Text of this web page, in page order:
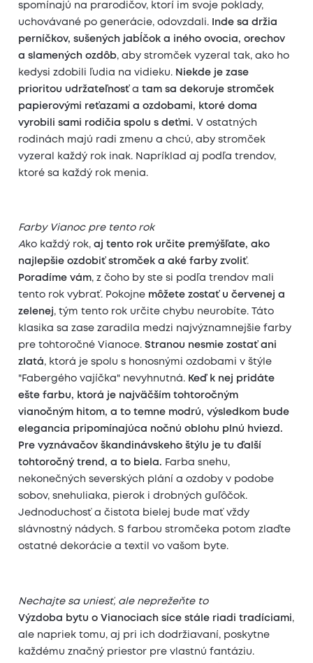
spomínajú na prarodičov, ktorí im svoje poklady,
uchovávané po generácie, odovzdali.
Inde sa držia
perníčkov, sušených jabĺčok a iného ovocia, orechov
a slamených ozdôb, aby stromček vyzeral tak, ako ho
kedysi zdobili ľudia na vidieku. Niekde je zase
prioritou udržateľnosťatam sa dekoruje stromček
papierovými reťazami a ozdobami, ktoré doma
vyrobili sami rodičia spolu s deťmi. V ostatných
rodinách majú radi zmenu a chcú, aby stromček
vyzeral každý rok inak. Napríklad aj podľa trendov,
ktoré sa každý rok menia.
Farby Vianoc pre tento rok
Ako každý rok,aj tento rok určite premýšľate, ako
najlepšie ozdobiť stromček a aké farby zvoliť.
Poradíme vám, z čoho by ste si podľa trendov mali
tento rok vybrať. Pokojne môžete zostať u červenej a
zelenej, tým tento rok určite chybu neurobíte. Táto
klasika sa zase zaradila medzi najvýznamnejšie farby
pre tohtoročné Vianoce.Stranou nesmie zostať ani
zlatá, ktorá je spolu s honosnými ozdobami v štýle
"Fabergého vajíčka" nevyhnutná. Keď k nej pridáte
ešte farbu, ktorá je najväčším tohtoročným
vianočným hitom, a to temne modrú, výsledkom bude
elegancia pripomínajúca nočnú oblohu plnú hviezd.
Pre vyznávačov škandinávskeho štýlu je tu ďalší
tohtoročný trend, a to biela. Farba snehu,
nekonečných severských plání a ozdoby v podobe
sobov, snehuliaka, pierok i drobných guľôčok.
Jednoduchosť a čistota bielej bude mať vždy
slávnostný nádych. S farbou stromčeka potom zlaďte
ostatné dekorácie a textil vo vašom byte.
Nechajte sa uniesť, ale neprežeňte to
Výzdoba bytu o Vianociach síce stále riadi tradíciami,
ale napriek tomu, aj pri ich dodržiavaní, poskytne
každému značný priestor pre vlastnú fantáziu.